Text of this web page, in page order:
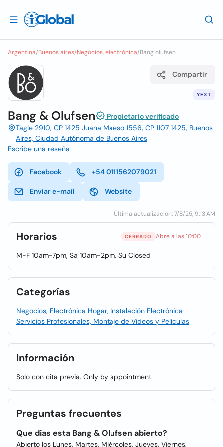
Argentina/Buenos aires/Negocios, electrónica/Bang olufsen
YEXT
Compartir
Bang & Olufsen
Propietario verificado
Tagle 2910, CP 1425 Juana Maeso 1556, CP 1107 1425, Buenos
Aires, Ciudad Autónoma de Buenos Aires
Escribe una reseña
Facebook +54 0111562079021
Enviar e-mail Website
Última actualización: 7/8/25, 9:13 AM
Horarios CERRADO Abre a las 10:00
M-F 10am-7pm, Sa 10am-2pm, Su Closed
Categorías
Negocios, Electrónica Hogar, Instalación Electrónica
Servicios Profesionales, Montaje de Videos y Películas
Información
Solo con cita previa. Only by appointment.
Preguntas frecuentes
Que dias esta Bang & Olufsen abierto?
Abierto los Lunes, Martes, Miércoles, Jueves, Viernes,